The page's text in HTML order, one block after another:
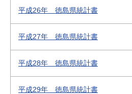
平成26年 徳島県統計書
平成27年 徳島県統計書
平成28年 徳島県統計書
平成29年 徳島県統計書